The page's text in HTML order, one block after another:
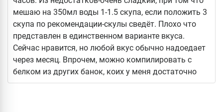
мешаю на 350мл воды 1-1.5 скупа, если положить 3
скупа по рекомендации-скулы сведёт. Плохо что
представлен в единственном варианте вкуса.
Сейчас нравится, но любой вкус обычно надоедает
через месяц. Впрочем, можно компилировать с
белком из других банок, коих у меня достаточно